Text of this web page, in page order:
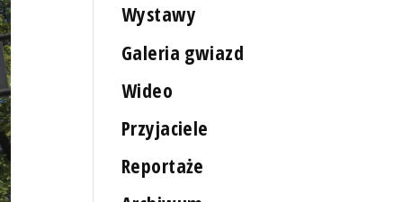
Wystawy
Galeria gwiazd
Wideo
Przyjaciele
Reportaże